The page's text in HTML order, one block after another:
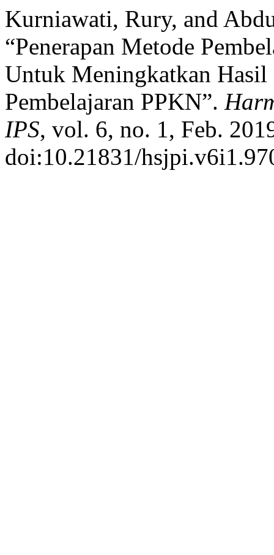
Kurniawati, Rury, and
“Penerapan Metode
Untuk Meningkatkan Hasil
Pembelajaran PPKN”.
IPS, vol. 6, no. 1, Feb.
doi:10.21831/